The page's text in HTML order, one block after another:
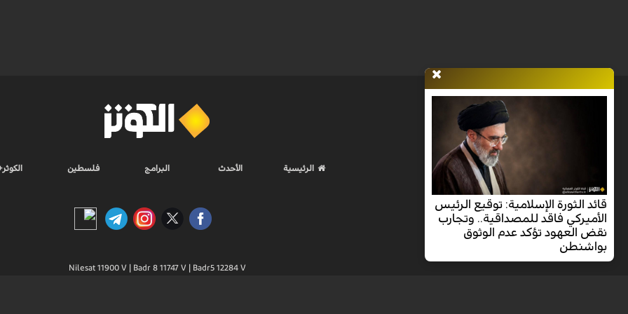
قائد الثورة الإسلامية: توقيع الرئيس
الأميركي فاقد للمصداقية.. وتجارب
نقض العهود تؤكد عدم الوثوق
بواشنطن
الرئيسية الأحدث البرامج فلسطين
Nilesat 11900 V | Badr 8 11747 V | Badr5 12284 V